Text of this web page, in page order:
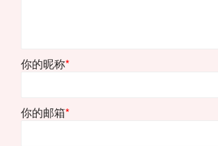
你的昵称*
你的邮箱*